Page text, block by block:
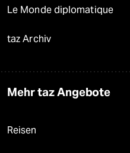
Le Monde diplomatique
taz Archiv
Mehr taz Angebote
Reisen